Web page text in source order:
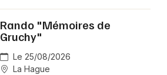
Rando "Mémoires de
Gruchy"
Le 25/08/2026
La Hague